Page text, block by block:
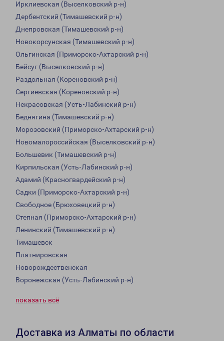
Ирклиевская (Выселковский р-н)
Дербентский (Тимашевский р-н)
Днепровская (Тимашевский р-н)
Новокорсунская (Тимашевский р-н)
Ольгинская (Приморско-Ахтарский р-н)
Бейсуг (Выселковский р-н)
Раздольная (Кореновский р-н)
Сергиевская (Кореновский р-н)
Некрасовская (Усть-Лабинский р-н)
Беднягина (Тимашевский р-н)
Морозовский (Приморско-Ахтарский р-н)
Новомалороссийская (Выселковский р-н)
Большевик (Тимашевский р-н)
Кирпильская (Усть-Лабинский р-н)
Адамий (Красногвардейский р-н)
Садки (Приморско-Ахтарский р-н)
Свободное (Брюховецкий р-н)
Степная (Приморско-Ахтарский р-н)
Ленинский (Тимашевский р-н)
Тимашевск
Платнировская
Новорождественская
Воронежская (Усть-Лабинский р-н)
показать всё
Доставка из Алматы по области